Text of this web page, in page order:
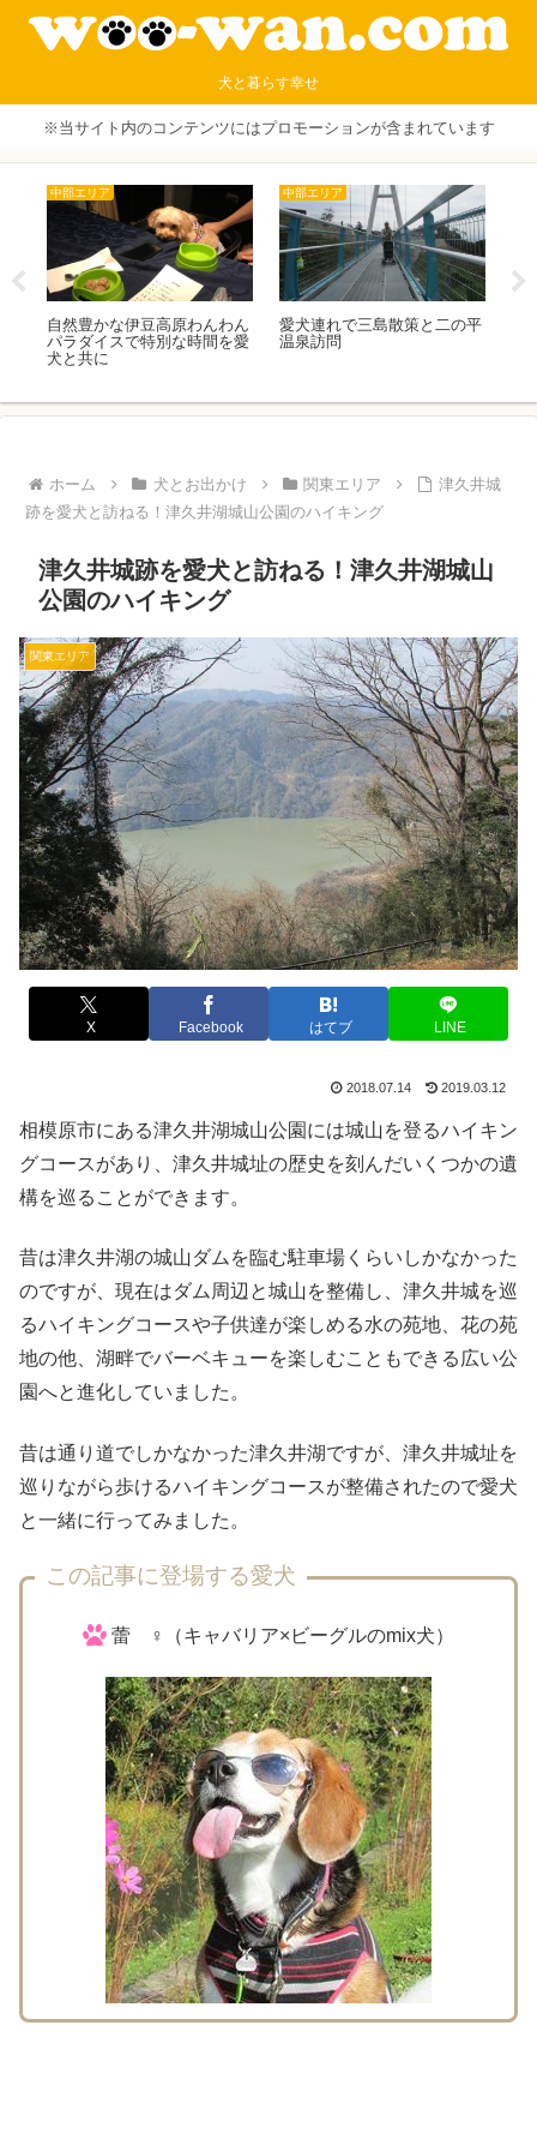
犬と暮らす幸せ
※当サイト内のコンテンツにはプロモーションが含まれています
犬用品・オーナーグッズ
おしゃれな冬用ドッグウェア
おすすめ 6選！冬のお散歩も
へっちゃら！
中部エリア
愛犬と信州蓼科の避暑地 女
神湖で、アウトドア！カヤッ
ホーム 犬とお出かけ 関東エリア
津久井城
跡を愛犬と訪ねる！津久井湖城山公園のハイキング
津久井城跡を愛犬と訪ねる！津久井湖城山
公園のハイキング
関東エリア
X Facebook はてブ LINE
2018.07.14 2019.03.12
相模原市にある津久井湖城山公園には城山を登るハイキン
グコースがあり、津久井城址の歴史を刻んだいくつかの遺
構を巡ることができます。
昔は津久井湖の城山ダムを臨む駐車場くらいしかなかった
のですが、現在はダム周辺と城山を整備し、津久井城を巡
るハイキングコースや子供達が楽しめる水の苑地、花の苑
地の他、湖畔でバーベキューを楽しむこともできる広い公
園へと進化していました。
昔は通り道でしかなかった津久井湖ですが、津久井城址を
巡りながら歩けるハイキングコースが整備されたので愛犬
と一緒に行ってみました。
この記事に登場する愛犬
蕾 ♀（キャバリア×ビーグルのmix犬）